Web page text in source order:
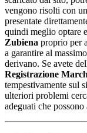
vengono risolti con
presentate
quindi meglio optare
Zubiena proprio per
a garantire al
derivano. Se avete
Registrazione
tempestivamente sul
ulteriori problemi
adeguati che